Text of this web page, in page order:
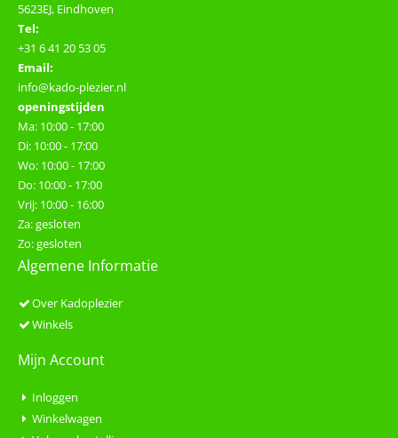
5623EJ, Eindhoven
Tel:
+31 6 41 20 53 05
Email:
info@kado-plezier.nl
openingstijden
Ma: 10:00 - 17:00
Di: 10:00 - 17:00
Wo: 10:00 - 17:00
Do: 10:00 - 17:00
Vrij: 10:00 - 16:00
Za: gesloten
Zo: gesloten
Algemene Informatie
Over Kadoplezier
Winkels
Mijn Account
Inloggen
Winkelwagen